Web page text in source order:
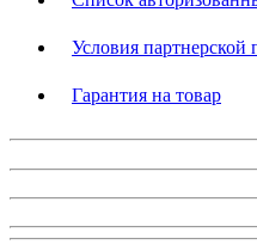
Условия партнерской
Гарантия на товар